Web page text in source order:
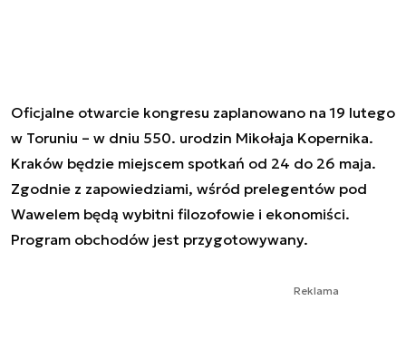
Oficjalne otwarcie kongresu zaplanowano na 19 lutego
w Toruniu – w dniu 550. urodzin Mikołaja Kopernika.
Kraków będzie miejscem spotkań od 24 do 26 maja.
Zgodnie z zapowiedziami, wśród prelegentów pod
Wawelem będą wybitni filozofowie i ekonomiści.
Program obchodów jest przygotowywany.
Reklama